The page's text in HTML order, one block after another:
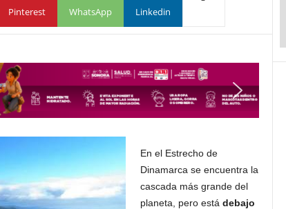
Pinterest WhatsApp Linkedin
En el Estrecho de
Dinamarca se encuentra la
cascada más grande del
planeta, pero está debajo